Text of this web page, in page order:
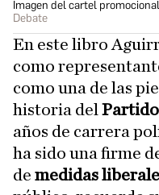
Imagen del cartel
Debate
En este libro
como
como una de las
historia del
años de carrera
ha sido una firme
de medidas